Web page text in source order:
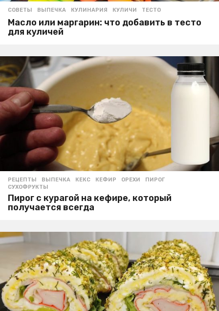
СОВЕТЫ ВЫПЕЧКА ,КУЛИНАРИЯ ,КУЛИЧИ ,ТЕСТО
Масло или маргарин: что добавить в тесто
для куличей
РЕЦЕПТЫ ВЫПЕЧКА ,КЕКС ,КЕФИР ,ОРЕХИ ,ПИРОГ
СУХОФРУКТЫ
Пирог с курагой на кефире, который
получается всегда